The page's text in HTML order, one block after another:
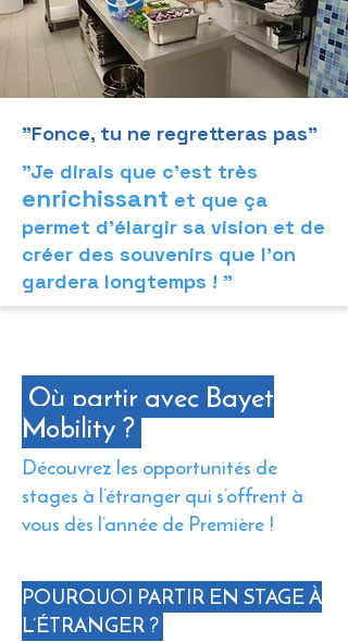
"Fonce, tu ne regretteras pas"
"Je dirais que c’est très
enrichissant et que ça
permet d’élargir sa vision et de
créer des souvenirs que l'on
gardera longtemps ! "
Où partir avec Bayet
Mobility ?
Découvrez les opportunités de
stages à l’étranger qui s’offrent à
vous dès l’année de Première !​​​​​
POURQUOI PARTIR EN STAGE À
L’ÉTRANGER ?